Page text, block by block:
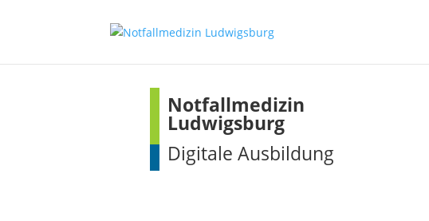
Notfallmedizin
Ludwigsburg
Digitale Ausbildung